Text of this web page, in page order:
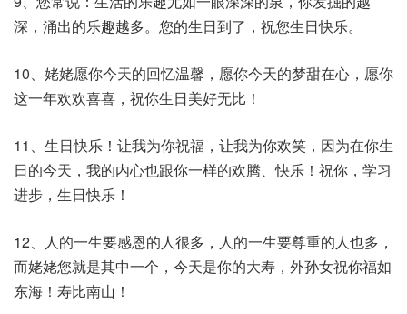
深，涌出的乐趣越多。您的生日到了，祝您生日快乐。
10、姥姥愿你今天的回忆温馨，愿你今天的梦甜在心，愿你
这一年欢欢喜喜，祝你生日美好无比！
11、生日快乐！让我为你祝福，让我为你欢笑，因为在你生
日的今天，我的内心也跟你一样的欢腾、快乐！祝你，学习
进步，生日快乐！
12、人的一生要感恩的人很多，人的一生要尊重的人也多，
而姥姥您就是其中一个，今天是你的大寿，外孙女祝你福如
东海！寿比南山！